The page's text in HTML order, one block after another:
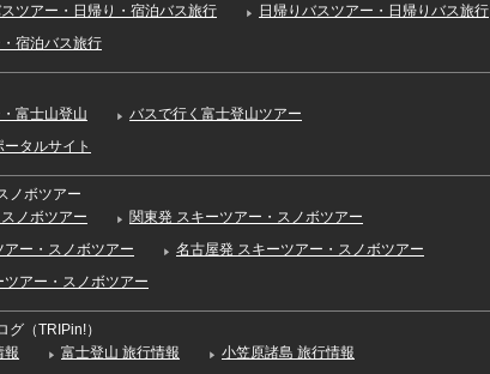
ツアー・日帰り・宿泊バス旅行
日帰りバスツアー・日帰りバス旅行
宿泊バス旅行
富士山登山
バスで行く富士登山ツアー
タルサイト
ノボツアー
ノボツアー
関東発 スキーツアー・スノボツアー
ー・スノボツアー
名古屋発 スキーツアー・スノボツアー
ツアー・スノボツアー
グ（TRIPin!）
報
富士登山 旅行情報 小笠原諸島 旅行情報